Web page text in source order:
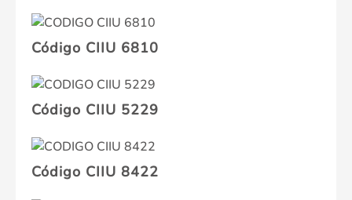
Código CIIU 6810
Código CIIU 5229
Código CIIU 8422